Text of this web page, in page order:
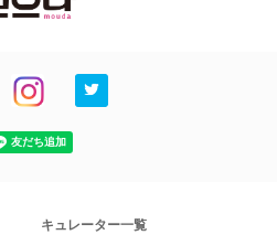
キュレーター一覧